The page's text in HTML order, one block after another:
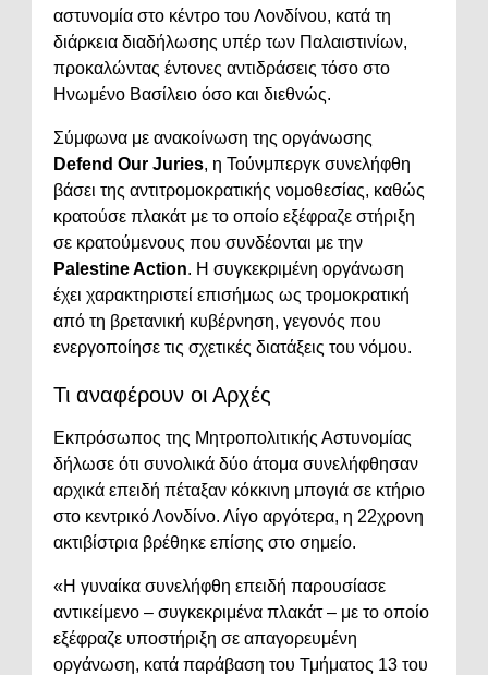
αστυνομία στο κέντρο του Λονδίνου, κατά τη
διάρκεια διαδήλωσης υπέρ των Παλαιστινίων,
προκαλώντας έντονες αντιδράσεις τόσο στο
Ηνωμένο Βασίλειο όσο και διεθνώς.
Σύμφωνα με ανακοίνωση της οργάνωσης
Defend Our Juries, η Τούνμπεργκ συνελήφθη
βάσει της αντιτρομοκρατικής νομοθεσίας, καθώς
κρατούσε πλακάτ με το οποίο εξέφραζε στήριξη
σε κρατούμενους που συνδέονται με την
Palestine Action. Η συγκεκριμένη οργάνωση
έχει χαρακτηριστεί επισήμως ως τρομοκρατική
από τη βρετανική κυβέρνηση, γεγονός που
ενεργοποίησε τις σχετικές διατάξεις του νόμου.
Τι αναφέρουν οι Αρχές
Εκπρόσωπος της Μητροπολιτικής Αστυνομίας
δήλωσε ότι συνολικά δύο άτομα συνελήφθησαν
αρχικά επειδή πέταξαν κόκκινη μπογιά σε κτήριο
στο κεντρικό Λονδίνο. Λίγο αργότερα, η 22χρονη
ακτιβίστρια βρέθηκε επίσης στο σημείο.
«Η γυναίκα συνελήφθη επειδή παρουσίασε
αντικείμενο – συγκεκριμένα πλακάτ – με το οποίο
εξέφραζε υποστήριξη σε απαγορευμένη
οργάνωση, κατά παράβαση του Τμήματος 13 του